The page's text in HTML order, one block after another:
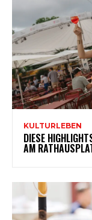
KULTURLEBEN
DIESE
AM